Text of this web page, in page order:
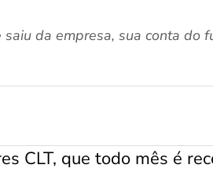
da empresa, sua conta do
CLT, que todo mês é